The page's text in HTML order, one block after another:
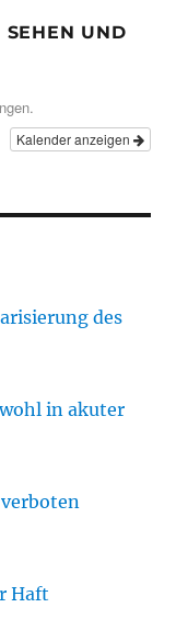
SEHEN UND
Kalender anzeigen
des
in akuter
Haft